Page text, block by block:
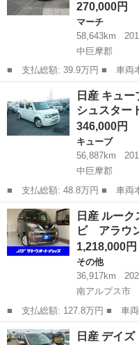
270,000円
マーチ
58,643km
中巨摩郡
■ 支払総額: 39.9万円 ■ 車両本体価格： 270,000 円 ■ メーカー
名： 日産 ■ 車種名： マ
ワンセグＴＶ ＣＤ スマー
ッグ エアコ...
中巨摩郡 マーチ
日産 キュ
シュスター
346,000円
キューブ
56,887km
中巨摩郡
■ 支払総額: 48.8万円 ■ 車両本体価格： 346,000 円 ■ メーカー
名： 日産 ■ 車種名： キュ
レクション プッシュスタート
外ＣＤ／ＭＤ...
山梨 中巨摩郡 キューブ
日産 ルー
ビ アラウ
1,218,000円
その他
36,917km
南アルプス市
■ 支払総額: 127.8万円 ■ 車両本体価格： 1,218,000 円 ■ メーカ
ー名： 日産 ■ 車種名： ル
車 純正９インチナビ アラウ
山梨 南アルプス市 その